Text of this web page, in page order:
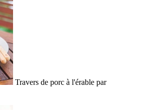
Travers de porc à l'érable par